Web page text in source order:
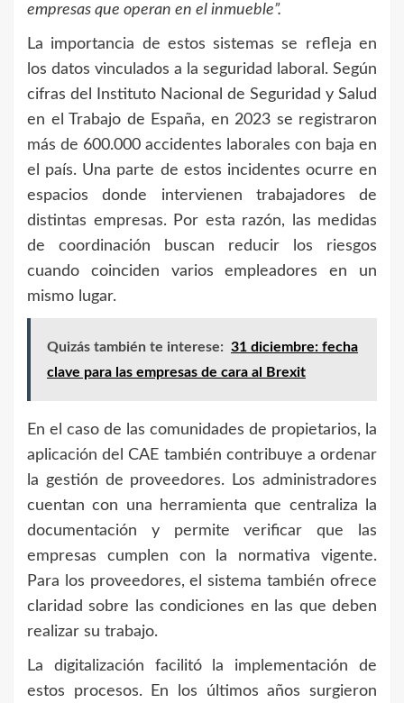
empresas que operan en el inmueble”.
La importancia de estos sistemas se refleja en
los datos vinculados a la seguridad laboral. Según
cifras del Instituto Nacional de Seguridad y Salud
en el Trabajo de España, en 2023 se registraron
más de 600.000 accidentes laborales con baja en
el país. Una parte de estos incidentes ocurre en
espacios donde intervienen trabajadores de
distintas empresas. Por esta razón, las medidas
de coordinación buscan reducir los riesgos
cuando coinciden varios empleadores en un
mismo lugar.
Quizás también te interese: 31 diciembre: fecha
clave para las empresas de cara al Brexit
En el caso de las comunidades de propietarios, la
aplicación del CAE también contribuye a ordenar
la gestión de proveedores. Los administradores
cuentan con una herramienta que centraliza la
documentación y permite verificar que las
empresas cumplen con la normativa vigente.
Para los proveedores, el sistema también ofrece
claridad sobre las condiciones en las que deben
realizar su trabajo.
La digitalización facilitó la implementación de
estos procesos. En los últimos años surgieron